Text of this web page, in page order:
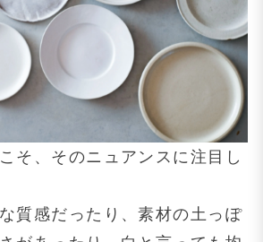
そ、そのニュアンスに注目し
質感だったり、素材の土っぽ